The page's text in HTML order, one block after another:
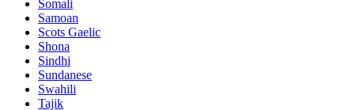
Somali
Samoan
Scots Gaelic
Shona
Sindhi
Sundanese
Swahili
Tajik